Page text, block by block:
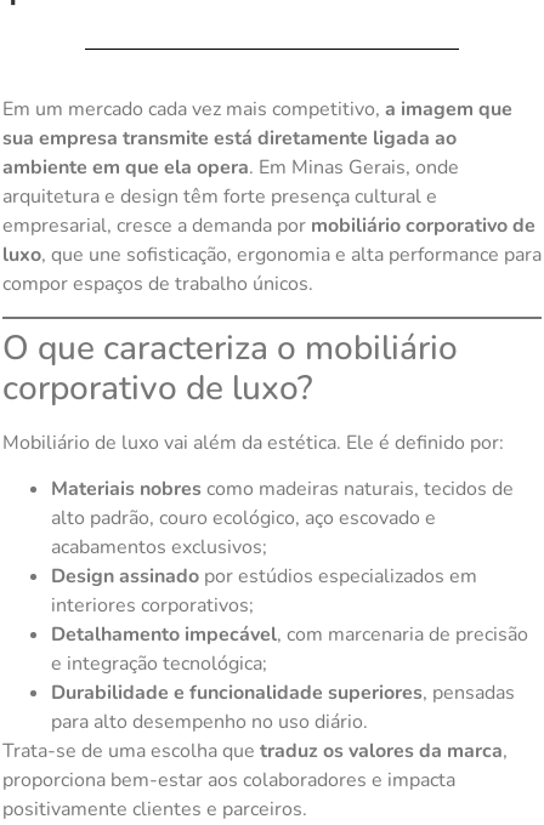
Em um mercado cada vez mais competitivo, a imagem que
sua empresa transmite está diretamente ligada ao
ambiente em que ela opera. Em Minas Gerais, onde
arquitetura e design têm forte presença cultural e
empresarial, cresce a demanda por mobiliário corporativo de
luxo, que une sofisticação, ergonomia e alta performance para
compor espaços de trabalho únicos.
O que caracteriza o mobiliário
corporativo de luxo?
Mobiliário de luxo vai além da estética. Ele é definido por:
Materiais nobrescomo madeiras naturais, tecidos de
alto padrão, couro ecológico, aço escovado e
acabamentos exclusivos;
Design assinado por estúdios especializados em
interiores corporativos;
Detalhamento impecável, com marcenaria de precisão
e integração tecnológica;
Durabilidade e funcionalidade superiores, pensadas
para alto desempenho no uso diário.
Trata-se de uma escolha que traduz os valores da marca,
proporciona bem-estar aos colaboradores e impacta
positivamente clientes e parceiros.